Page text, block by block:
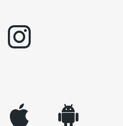
instagram
appleinc android